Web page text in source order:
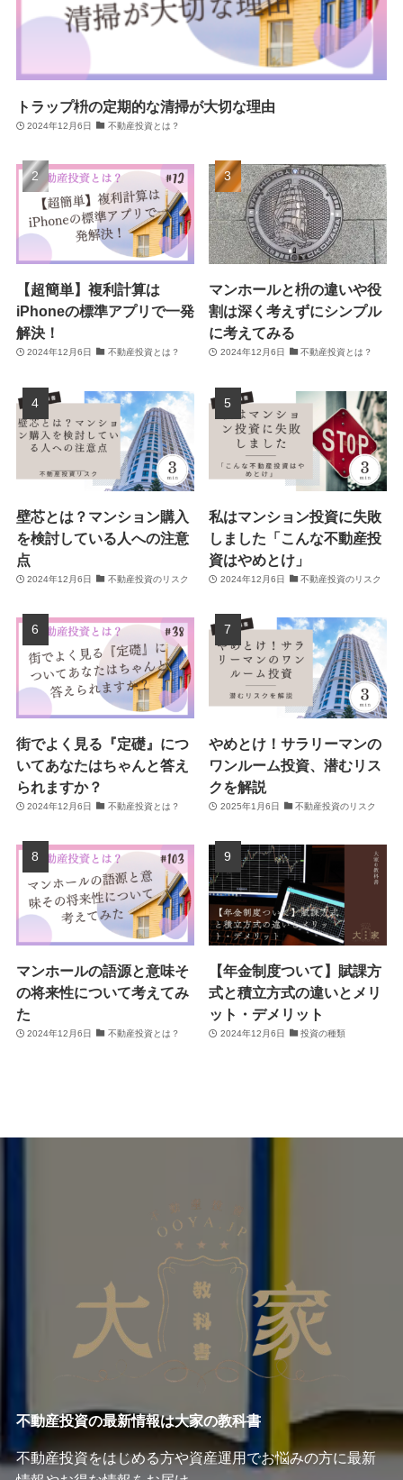
トラップ枡の定期的な清掃が大切な理由
2024年12月6日 不動産投資とは？
【超簡単】複利計算は
iPhoneの標準アプリで一発
解決！
2024年12月6日 不動産投資とは？
マンホールと枡の違いや役
割は深く考えずにシンプル
に考えてみる
2024年12月6日 不動産投資とは？
壁芯とは？マンション購入
を検討している人への注意
点
2024年12月6日 不動産投資のリスク
私はマンション投資に失敗
しました「こんな不動産投
資はやめとけ」
2024年12月6日 不動産投資のリスク
街でよく見る『定礎』につ
いてあなたはちゃんと答え
られますか？
2024年12月6日 不動産投資とは？
やめとけ！サラリーマンの
ワンルーム投資、潜むリス
クを解説
2025年1月6日 不動産投資のリスク
マンホールの語源と意味そ
の将来性について考えてみ
た
2024年12月6日 不動産投資とは？
【年金制度ついて】賦課方
式と積立方式の違いとメリ
ット・デメリット
2024年12月6日 投資の種類
不動産投資の最新情報は大家の教科書
不動産投資をはじめる方や資産運用でお悩みの方に最新